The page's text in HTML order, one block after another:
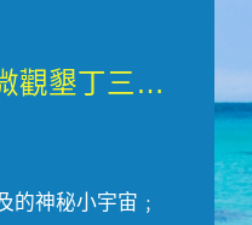
微觀墾丁三部曲 重生....
的神秘小宇宙﹔